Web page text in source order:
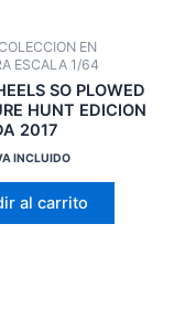
EN
ESCALA 1/64
SO PLOWED
HUNT EDICION
2017
INCLUIDO
al carrito